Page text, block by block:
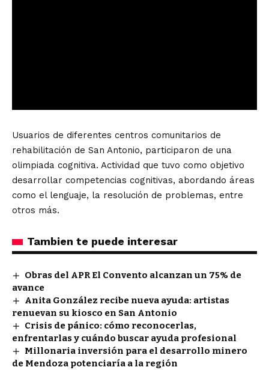
Usuarios de diferentes centros comunitarios de
rehabilitación de San Antonio, participaron de una
olimpiada cognitiva. Actividad que tuvo como objetivo
desarrollar competencias cognitivas, abordando áreas
como el lenguaje, la resolución de problemas, entre
otros más.
Tambien te puede interesar
Obras del APR El Convento alcanzan un 75% de
avance
Anita González recibe nueva ayuda: artistas
renuevan su kiosco en San Antonio
Crisis de pánico: cómo reconocerlas,
enfrentarlas y cuándo buscar ayuda profesional
Millonaria inversión para el desarrollo minero
de Mendoza potenciaría a la región